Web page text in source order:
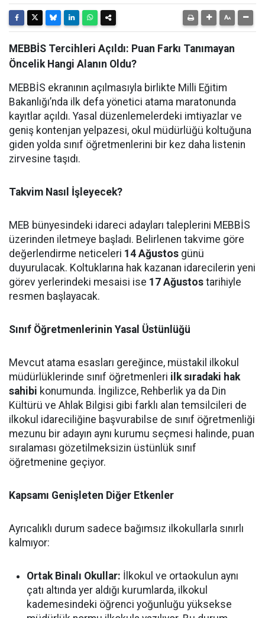
MEBBİS Tercihleri Açıldı: Puan Farkı Tanımayan
Öncelik Hangi Alanın Oldu?
MEBBİS ekranının açılmasıyla birlikte Milli Eğitim
Bakanlığı’nda ilk defa yönetici atama maratonunda
kayıtlar açıldı. Yasal düzenlemelerdeki imtiyazlar ve
geniş kontenjan yelpazesi, okul müdürlüğü koltuğuna
giden yolda sınıf öğretmenlerini bir kez daha listenin
zirvesine taşıdı.
Takvim Nasıl İşleyecek?
MEB bünyesindeki idareci adayları taleplerini MEBBİS
üzerinden iletmeye başladı. Belirlenen takvime göre
değerlendirme neticeleri 14 Ağustos günü
duyurulacak. Koltuklarına hak kazanan idarecilerin yeni
görev yerlerindeki mesaisi ise 17 Ağustos tarihiyle
resmen başlayacak.
Sınıf Öğretmenlerinin Yasal Üstünlüğü
Mevcut atama esasları gereğince, müstakil ilkokul
müdürlüklerinde sınıf öğretmenleri ilk sıradaki hak
sahibi konumunda. İngilizce, Rehberlik ya da Din
Kültürü ve Ahlak Bilgisi gibi farklı alan temsilcileri de
ilkokul idareciliğine başvurabilse de sınıf öğretmenliği
mezunu bir adayın aynı kurumu seçmesi halinde, puan
sıralaması gözetilmeksizin üstünlük sınıf
öğretmenine geçiyor.
Kapsamı Genişleten Diğer Etkenler
Ayrıcalıklı durum sadece bağımsız ilkokullarla sınırlı
kalmıyor:
Ortak Binalı Okullar: İlkokul ve ortaokulun aynı
çatı altında yer aldığı kurumlarda, ilkokul
kademesindeki öğrenci yoğunluğu yüksekse